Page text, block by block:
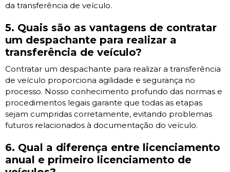
da transferência de veículo.
5. Quais são as vantagens de contratar
um despachante para realizar a
transferência de veículo?
Contratar um despachante para realizar a transferência
de veículo proporciona agilidade e segurança no
processo. Nosso conhecimento profundo das normas e
procedimentos legais garante que todas as etapas
sejam cumpridas corretamente, evitando problemas
futuros relacionados à documentação do veículo.
6. Qual a diferença entre licenciamento
anual e primeiro licenciamento de